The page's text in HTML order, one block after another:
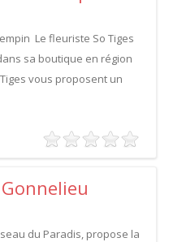
Le fleuriste So Tiges
sa boutique en région
vous proposent un
du Paradis, propose la